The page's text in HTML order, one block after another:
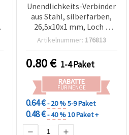
Unendlichkeits-Verbinder
aus Stahl, silberfarben,
26,5x10x1 mm, Loch 2
mm, für
Artikelnummer: 176813
0.80€ 1-4 Paket
RABATTE
FÜR MENGE
0.64 €- 20 %5-9 Paket
0.48 €- 40 %10 Paket +